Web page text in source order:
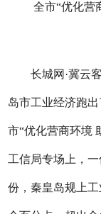
全市“优化营
长城网·冀云客
岛市工业经济跑
市“优化营商环境
工信局专场上，
份，秦皇岛规上